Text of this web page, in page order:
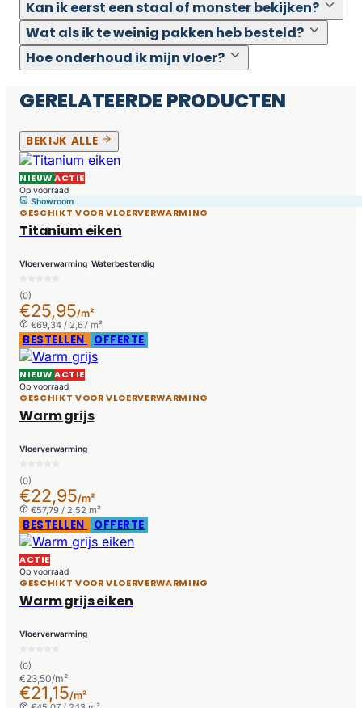
Kan ik eerst een staal of monster bekijken?
Wat als ik te weinig pakken heb besteld?
Hoe onderhoud ik mijn vloer?
GERELATEERDE PRODUCTEN
BEKIJK ALLE
NIEUWACTIE
Op voorraad
Showroom
GESCHIKT VOOR VLOERVERWARMING
Titanium eiken
Vloerverwarming Waterbestendig
(0)
€25,95/m²
€69,34 / 2,67 m²
BESTELLEN OFFERTE
NIEUWACTIE
Op voorraad
GESCHIKT VOOR VLOERVERWARMING
Warm grijs
Vloerverwarming
(0)
€22,95/m²
€57,79 / 2,52 m²
BESTELLEN OFFERTE
ACTIE
Op voorraad
GESCHIKT VOOR VLOERVERWARMING
Warm grijs eiken
Vloerverwarming
(0)
€23,50/m²
€21,15/m²